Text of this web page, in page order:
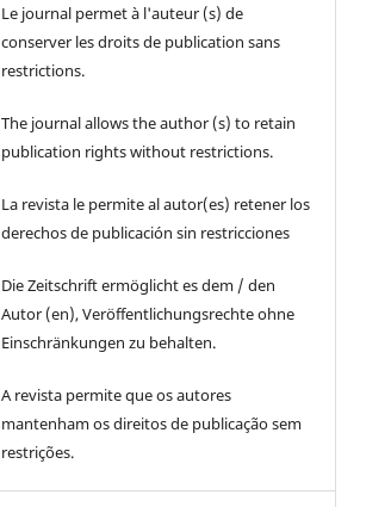
Le journal permet à l'auteur (s) de
conserver les droits de publication sans
restrictions.
The journal allows the author (s) to retain
publication rights without restrictions.
La revista le permite al autor(es) retener los
derechos de publicación sin restricciones
Die Zeitschrift ermöglicht es dem / den
Autor (en), Veröffentlichungsrechte ohne
Einschränkungen zu behalten.
A revista permite que os autores
mantenham os direitos de publicação sem
restrições.